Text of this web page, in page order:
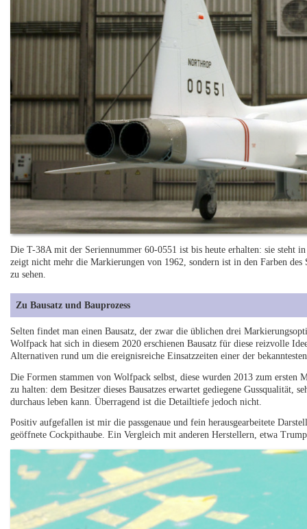
Die T-38A mit der Seriennummer 60-0551 ist bis heute erhalten: sie steht
zeigt nicht mehr die Markierungen von 1962, sondern ist in den Farben
zu sehen.
Zu Bausatz und Bauprozess
Selten findet man einen Bausatz, der zwar die üblichen drei
Wolfpack hat sich in diesem 2020 erschienen Bausatz für diese reizvolle
Alternativen rund um die ereignisreiche Einsatzzeiten einer der
Die Formen stammen von Wolfpack selbst, diese wurden 2013 zum
zu halten: dem Besitzer dieses Bausatzes erwartet gediegene Gussqualität,
durchaus leben kann. Überragend ist die Detailtiefe jedoch nicht.
Positiv aufgefallen ist mir die passgenaue und fein herausgearbeitete
geöffnete Cockpithaube. Ein Vergleich mit anderen Herstellern, etwa